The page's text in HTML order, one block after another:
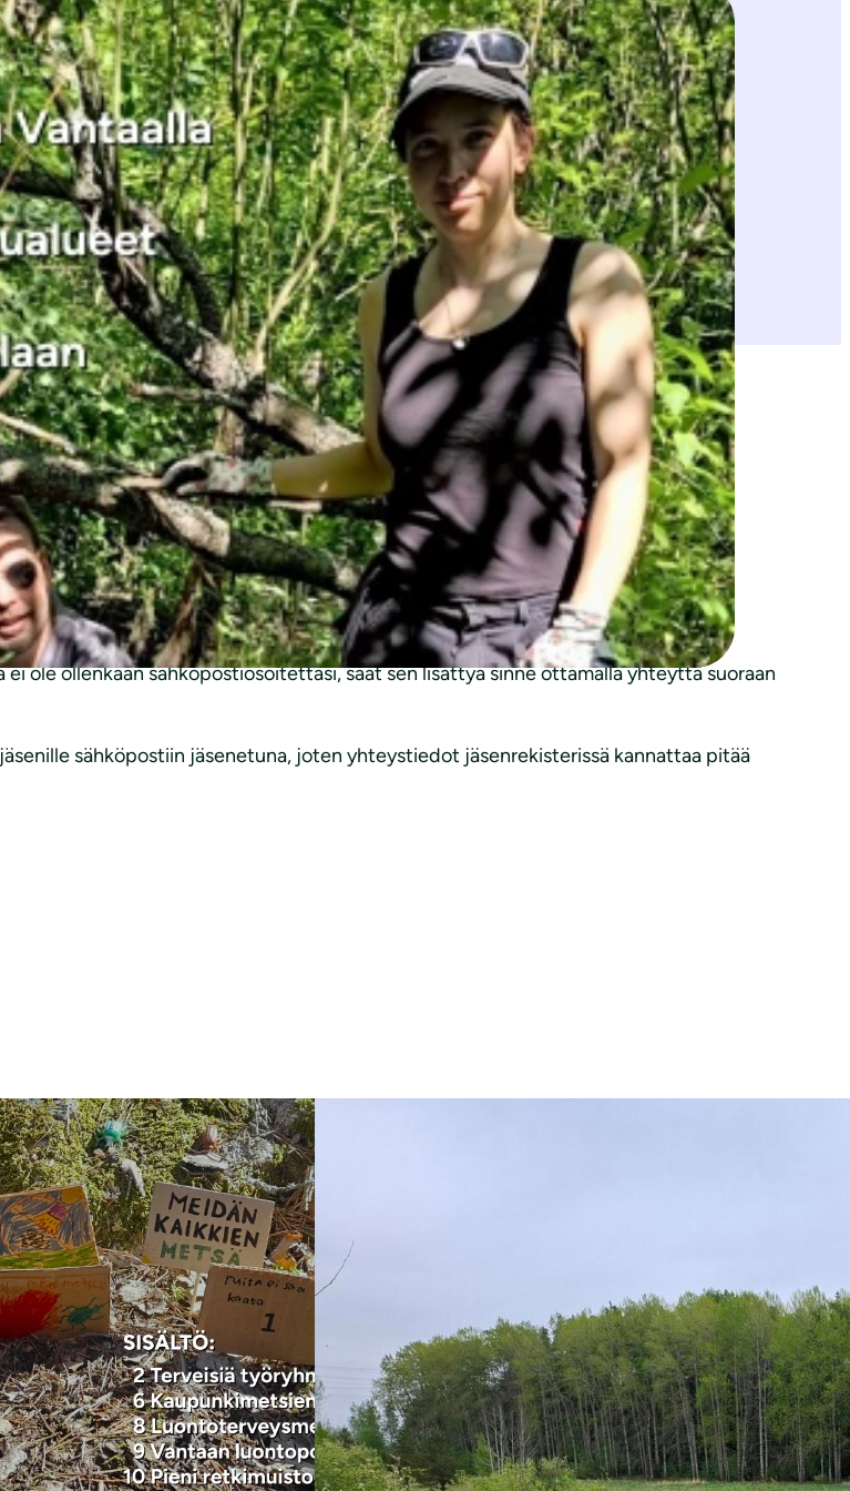
Vantaan yhdistyksen kesän jäsenkirje on ilmestynyt. Jäsenkirjeen
syventyen sekä länsimäkeläisen luontoharrastajan kokemuksista käsin. Lisäksi
Vaskivuori. Syksyn jäsenkirjeessä ilmestyy jutun toinen osa, jossa
lukea jäsenkirjeen loppuun asti, löydät sieltä aistiharjoituksia, joita voit tehdä
luonnossa.
on varmasti ajantasainen sähköpostiosoite. Voit tehdä sen itse menemällä
ei ole ollenkaan sähköpostiosoitettasi, saat sen lisättyä sinne ottamalla yhteyttä suoraan
sähköpostiin jäsenetuna, joten yhteystiedot jäsenrekisterissä kannattaa pitää